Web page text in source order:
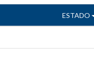
ESTADO